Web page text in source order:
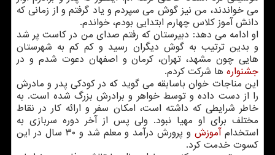
می خواندند، من نیز گوش می سپردم و یاد گرفتم و از زمانی که
دانش آموز کلاس چهارم ابتدایی بودم، خواندم.
او ادامه می دهد: دبیرستان که رفتم صدای من در کاست پر شد
و بدین ترتیب به گوش دیگران رسید و کم کم به شهرستان
هایی چون مشهد، تهران، کرمان و اصفهان دعوت شدم و در
جشنواره ها شرکت کردم.
این مناجات خوان باسابقه می گوید که در کودکی پدر و مادرش
را از دست داده و توسط خواهر و برادرش بزرگ شده است. به
خاطر شرایطی که داشته است، امکان سفر و ارائه کار در نقاط
مختلف برای او مهیا نبود. ولی پس از آخر دوره سربازی به
استخدامآموزش
و پرورش درآمد و معلم شد و ۳۰ سال در این
کسوت خدمت کرد.